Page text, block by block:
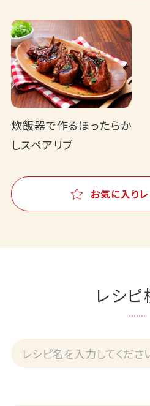
炊飯器で作るほったらか
しスペアリブ
お気に入り
レシピ